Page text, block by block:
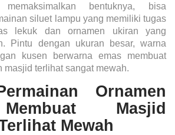
bentuknya, bisa
siluet lampu yang memiliki tugas
lekuk dan ornamen ukiran yang
Pintu dengan ukuran besar, warna
kusen berwarna emas membuat
masjid terlihat sangat mewah.
Ornamen
Masjid
Mewah